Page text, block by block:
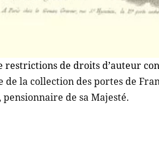
de droits d’auteur
de la collection des portes de
de sa Majesté.